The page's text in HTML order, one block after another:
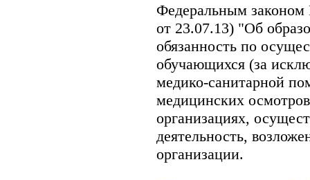
Федеральным
от 23.07.13) "Об
обязанность по
обучающихся (за
медико-санитарной
медицинских
организациях,
деятельность,
организации.